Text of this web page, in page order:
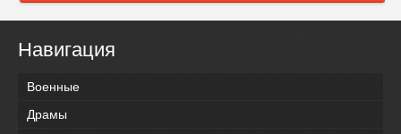
Навигация
Военные
Драмы